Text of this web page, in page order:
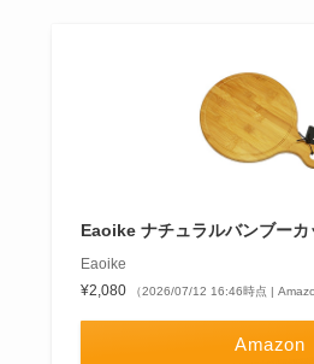
Eaoike ナチュラルバンブーカ
Eaoike
¥2,080
（2026/07/12 16:46時点 |
Amazon